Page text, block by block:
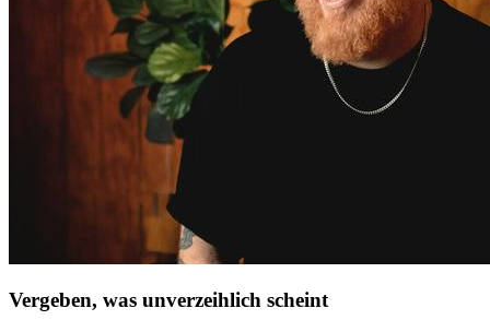
Vergeben, was unverzeihlich scheint